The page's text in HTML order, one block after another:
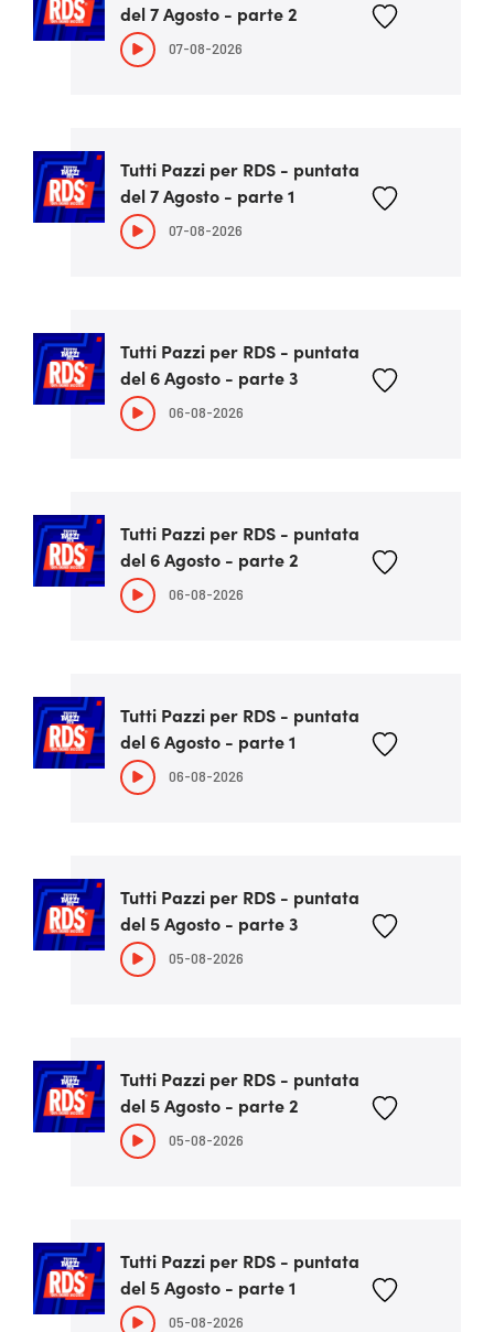
del 7 Agosto - parte 2
07-08-2026
Tutti Pazzi per RDS - puntata
del 7 Agosto - parte 1
07-08-2026
Tutti Pazzi per RDS - puntata
del 6 Agosto - parte 3
06-08-2026
Tutti Pazzi per RDS - puntata
del 6 Agosto - parte 2
06-08-2026
Tutti Pazzi per RDS - puntata
del 6 Agosto - parte 1
06-08-2026
Tutti Pazzi per RDS - puntata
del 5 Agosto - parte 3
05-08-2026
Tutti Pazzi per RDS - puntata
del 5 Agosto - parte 2
05-08-2026
Tutti Pazzi per RDS - puntata
del 5 Agosto - parte 1
05-08-2026